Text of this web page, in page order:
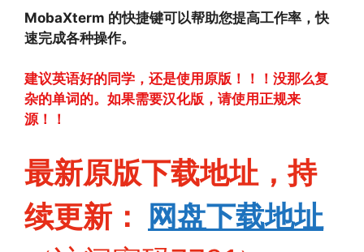
MobaXterm 的快捷键可以帮助您提高工作率，快
速完成各种操作。
建议英语好的同学，还是使用原版！！！没那么复
杂的单词的。如果需要汉化版，请使用正规来
源！！
最新原版下载地址，持
续更新：
网盘下载地址